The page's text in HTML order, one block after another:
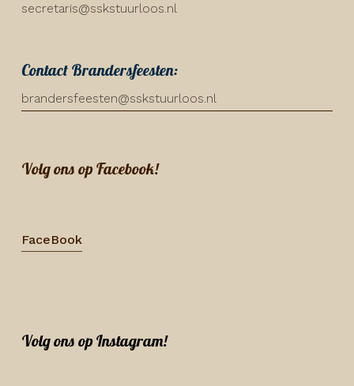
secretaris@sskstuurloos.nl
Contact Brandersfeesten:
brandersfeesten@sskstuurloos.nl
Volg ons op Facebook!
FaceBook
Volg ons op Instagram!